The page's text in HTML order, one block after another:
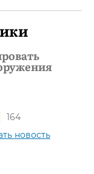
164
новость